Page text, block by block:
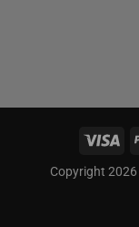
Copyright 2026